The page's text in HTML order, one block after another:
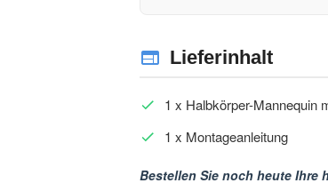
Lieferinhalt
1 x Halbkörper-Mannequin
1 x Montageanleitung
Bestellen Sie noch heute Ihre